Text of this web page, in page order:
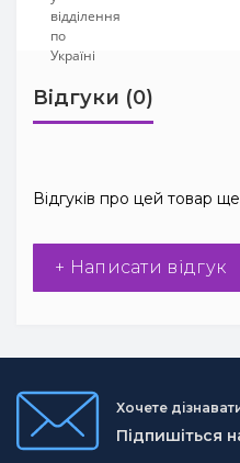
Відгуки (0)
Відгуків про цей товар
+ Написати відгук
Хочете
Підпишіться